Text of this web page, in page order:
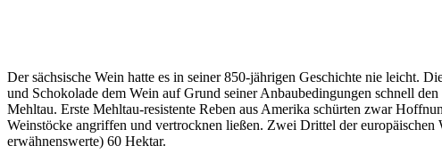
Der sächsische Wein hatte es in seiner 850-jährigen Geschichte nie leicht.
und Schokolade dem Wein auf Grund seiner Anbaubedingungen schnell
Mehltau. Erste Mehltau-resistente Reben aus Amerika schürten zwar
Weinstöcke angriffen und vertrocknen ließen. Zwei Drittel der
erwähnenswerte) 60 Hektar.